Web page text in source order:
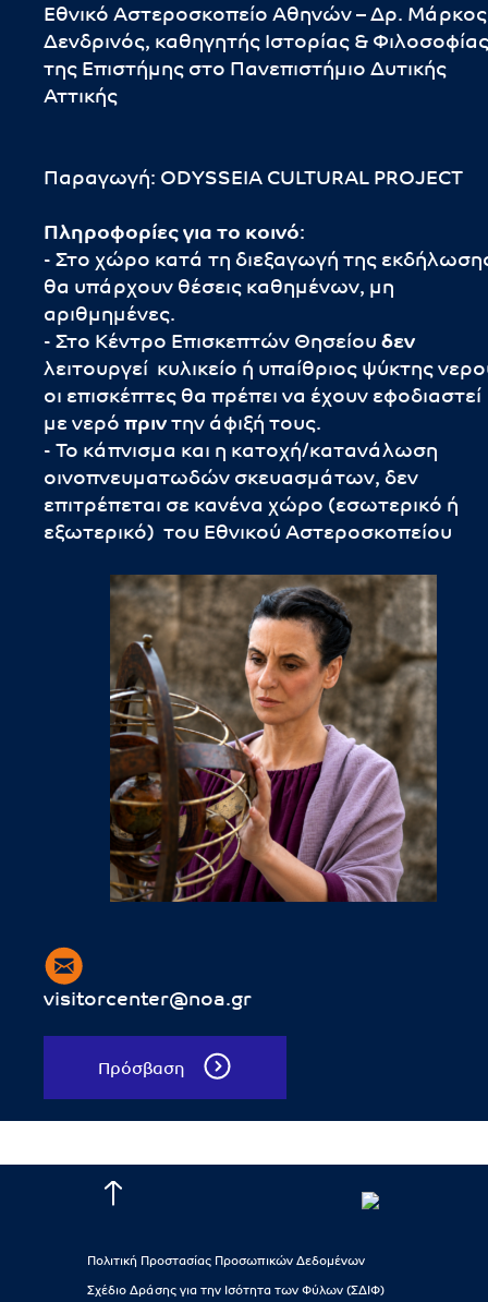
Εθνικό Αστεροσκοπείο Αθηνών – Δρ. Μάρκος
Δενδρινός, καθηγητής Ιστορίας & Φιλοσοφίας
της Επιστήμης στο Πανεπιστήμιο Δυτικής
Αττικής
Παραγωγή: ODYSSEIA CULTURAL PROJECT
Πληροφορίες για το κοινό:
- Στο χώρο κατά τη διεξαγωγή της
θα υπάρχουν θέσεις καθημένων, μη
αριθμημένες.
- Στο Κέντρο Επισκεπτών Θησείου δεν
λειτουργεί κυλικείο ή υπαίθριος ψύκτης
οι επισκέπτες θα πρέπει να έχουν εφοδιαστεί
με νερό πριν την άφιξή τους.
- Το κάπνισμα και η κατοχή/κατανάλωση
οινοπνευματωδών σκευασμάτων, δεν
επιτρέπεται σε κανένα χώρο (εσωτερικό ή
εξωτερικό) του Εθνικού Αστεροσκοπείου
visitorcenter@noa.gr
Πρόσβαση
Πολιτική Προστασίας Προσωπικών Δεδομένων
Σχέδιο Δράσης για την Ισότητα των Φύλων (ΣΔΙΦ)